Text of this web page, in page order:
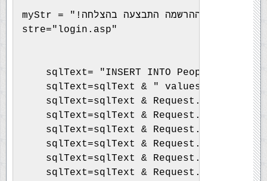
stre="login.asp"
sqlText= "INSERT INTO People
sqlText=sqlText & " values ('" &
sqlText=sqlText &
sqlText=sqlText &
sqlText=sqlText &
sqlText=sqlText &
sqlText=sqlText &
sqlText=sqlText &